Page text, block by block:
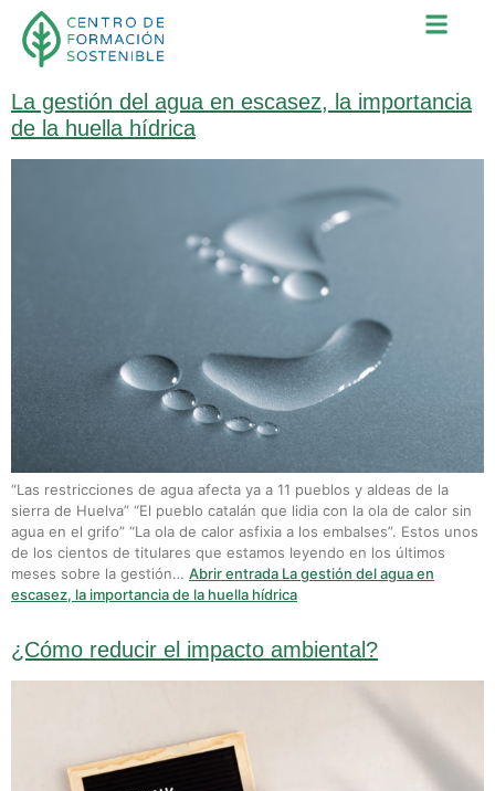
Categoría:Centro de formación
sostenible
La gestión del agua en escasez, la importancia
de la huella hídrica
“Las restricciones de agua afecta ya a 11 pueblos y aldeas de la
sierra de Huelva” “El pueblo catalán que lidia con la ola de calor sin
agua en el grifo” “La ola de calor asfixia a los embalses”. Estos unos
de los cientos de titulares que estamos leyendo en los últimos
meses sobre la gestión… Abrir entrada La gestión del agua en
escasez, la importancia de la huella hídrica
¿Cómo reducir el impacto ambiental?